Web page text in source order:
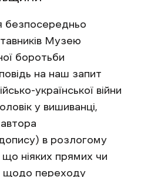
безпосередньо
Музею
боротьби
на наш запит
української війни
у вишиванці,
в розлогому
що ніяких прямих чи
щодо переходу